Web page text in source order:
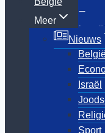
Meer
Nieuws
Israël
Sport